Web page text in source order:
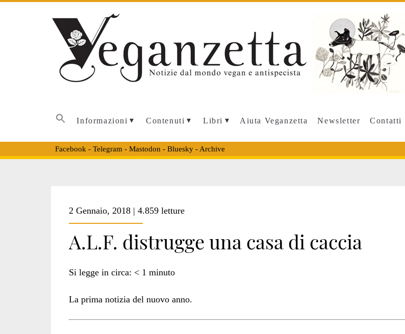
Informazioni Contenuti Libri Aiuta Veganzetta Newsletter Contatti
Facebook - Telegram - Mastodon - Bluesky- Archive
<span>lagosanto.
alf</span>
2 Gennaio, 2018 | 4.859 letture
A.L.F. distrugge una casa di caccia
Si legge in circa: < 1 minuto
La prima notizia del nuovo anno.